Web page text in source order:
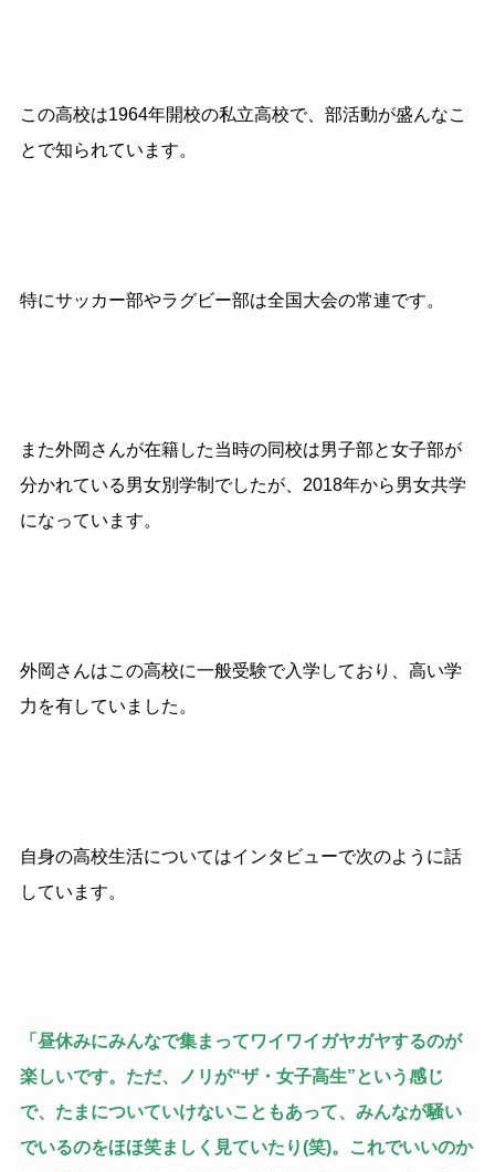
この高校は1964年開校の私立高校で、部活動が盛んなこ
とで知られています。
特にサッカー部やラグビー部は全国大会の常連です。
また外岡さんが在籍した当時の同校は男子部と女子部が
分かれている男女別学制でしたが、2018年から男女共学
になっています。
外岡さんはこの高校に一般受験で入学しており、高い学
力を有していました。
自身の高校生活についてはインタビューで次のように話
しています。
「昼休みにみんなで集まってワイワイガヤガヤするのが
楽しいです。ただ、ノリが“ザ・女子高生”という感じ
で、たまについていけないこともあって、みんなが騒い
でいるのをほほ笑ましく見ていたり(笑)。これでいいのか